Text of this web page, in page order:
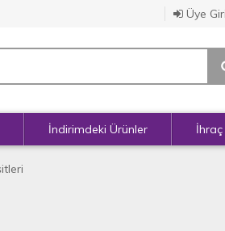
Üye
İndirimdeki Ürünler İhraç